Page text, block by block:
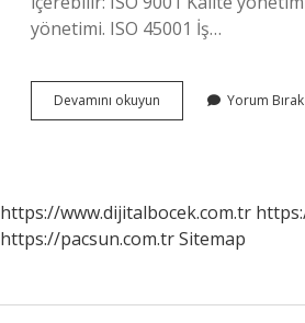
yönetimi. ISO 45001 İş…
Devamını okuyun
Standartları
Yorum Bırak
https://www.dijitalbocek.com.tr
https://pacsun.com.trSitemap